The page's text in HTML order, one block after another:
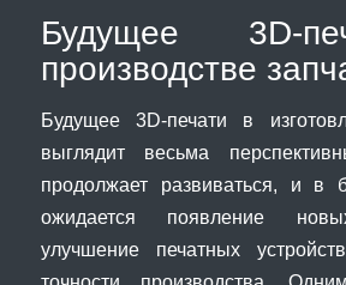
Будущее 3D-
производстве
Будущее 3D-печати в
выглядит весьма
продолжает развиваться, и в
ожидается появление
улучшение печатных